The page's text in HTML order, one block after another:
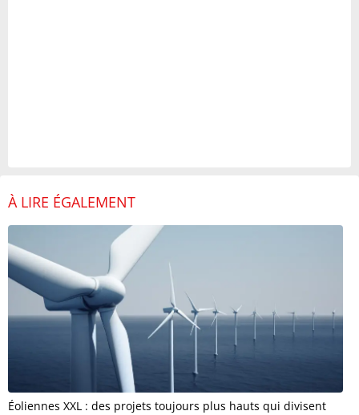
À LIRE ÉGALEMENT
Éoliennes XXL : des projets toujours plus hauts qui divisent